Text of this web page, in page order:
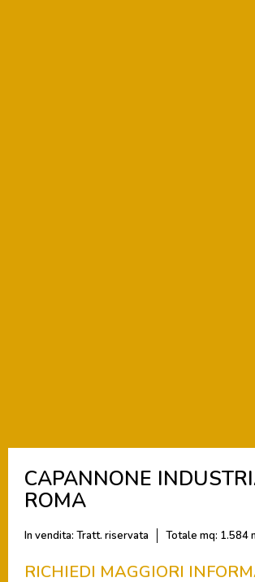
CAPANNONE
ROMA
In vendita: Tratt. riservata Totale mq: 1.584
RICHIEDI MAGGIORI